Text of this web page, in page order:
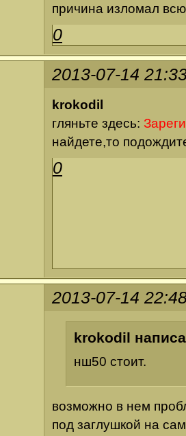
причина изломал
0
2013-07-14
krokodil
гляньте здесь:
найдете,то
0
2013-07-14
krokodil
нш50 стоит.
возможно в нем
под заглушкой на